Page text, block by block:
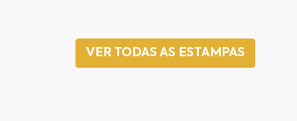
VER TODAS AS ESTAMPAS